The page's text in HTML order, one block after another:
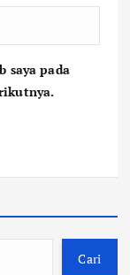
saya pada
Cari